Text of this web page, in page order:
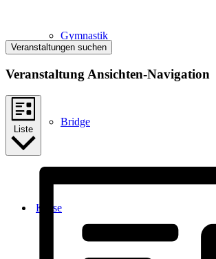
Gymnastik
Bridge
Kurse
Veranstaltungen suchen
Veranstaltung Ansichten-Navigation
Liste